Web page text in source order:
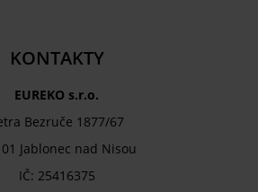
KONTAKTY
EUREKO s.r.o.
Bezruče 1877/67
Jablonec nad Nisou
IČ: 25416375